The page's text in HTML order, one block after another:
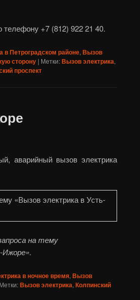
телефону +7 (812) 922 21 40.
в Петроградском районе, Вызов
сторону | Метки:Вызов электрика,
проспект
аварийный вызов электрика
на тему
Ижоре».
в ночное время, Вызов
Метки:Вызов электрика, Колпинский